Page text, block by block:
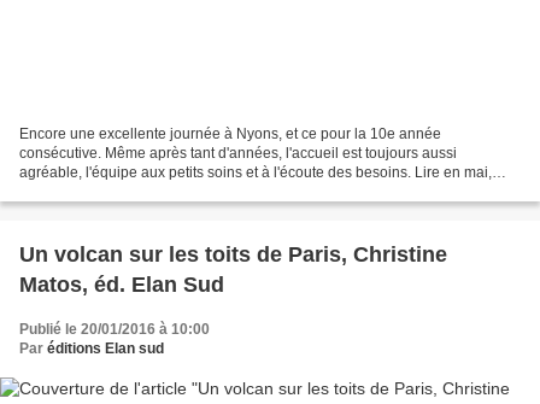
Encore une excellente journée à Nyons, et ce pour la 10e année
consécutive. Même après tant d'années, l'accueil est toujours aussi
agréable, l'équipe aux petits soins et à l'écoute des besoins. Lire en mai,
Un volcan sur les toits de Paris, Christine
Matos, éd. Elan Sud
Publié le 20/01/2016 à 10:00
Par éditions Elan sud